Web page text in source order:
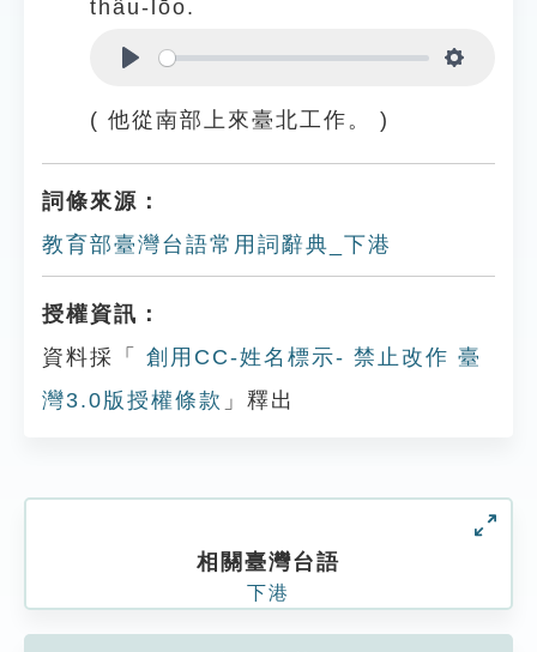
thâu-lōo.
( 他從南部上來臺北工作。 )
詞條來源：
教育部臺灣台語常用詞辭典_下港
授權資訊：
資料採「
創用CC-姓名標示- 禁止改作 臺
灣3.0版授權條款 」釋出
相關臺灣台語
下港